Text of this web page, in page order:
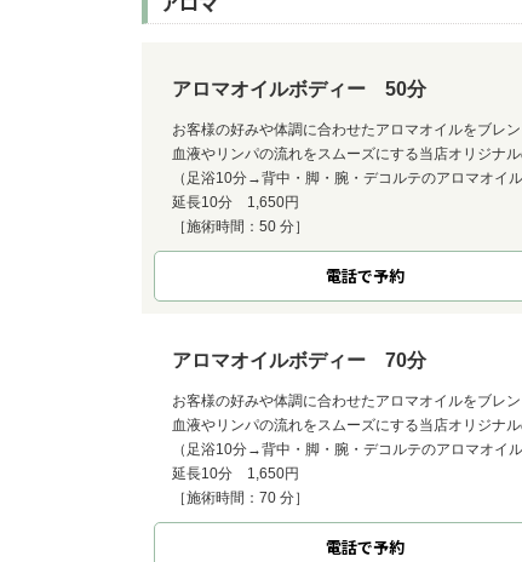
アロマオイルボディー 50分
お客様の好みや体調に合わせたアロマオイルをブレ
血液やリンパの流れをスムーズにする当店オリジナ
（足浴10分→背中・脚・腕・デコルテのアロマオイル
延長10分 1,650円
［施術時間：50 分］
電話で予約
アロマオイルボディー 70分
お客様の好みや体調に合わせたアロマオイルをブレ
血液やリンパの流れをスムーズにする当店オリジナ
（足浴10分→背中・脚・腕・デコルテのアロマオイル
延長10分 1,650円
［施術時間：70 分］
電話で予約